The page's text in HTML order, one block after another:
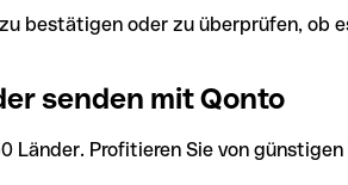
oder zu überprüfen, ob
senden mit Qonto
Profitieren Sie von